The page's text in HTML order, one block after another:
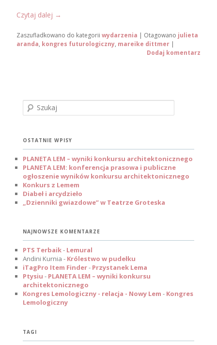
Czytaj dalej →
Zaszufladkowano do kategorii wydarzenia | Otagowano julieta
aranda, kongres futurologiczny, mareike dittmer |
Dodaj komentarz
a
OSTATNIE WPISY
PLANETA LEM – wyniki konkursu architektonicznego
PLANETA LEM: konferencja prasowa i publiczne
ogłoszenie wyników konkursu architektonicznego
Konkurs z Lemem
Diabeł i arcydzieło
„Dzienniki gwiazdowe” w Teatrze Groteska
NAJNOWSZE KOMENTARZE
PTS Terbaik- Lemural
Andini Kurnia - Królestwo w pudełku
iTagPro Item Finder- Przystanek Lema
Ptysiu - PLANETA LEM – wyniki konkursu
architektonicznego
Kongres Lemologiczny - relacja - Nowy Lem - Kongres
Lemologiczny
TAGI